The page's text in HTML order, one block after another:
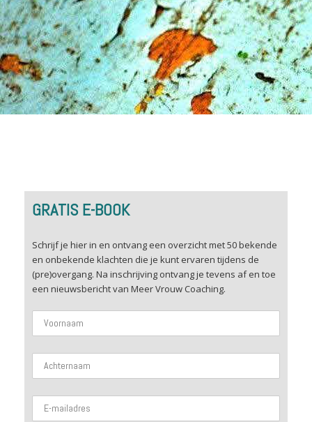
GRATIS E-BOOK
Schrijf je hier in en ontvang een overzicht met 50 bekende
en onbekende klachten die je kunt ervaren tijdens de
(pre)overgang. Na inschrijving ontvang je tevens af en toe
een nieuwsbericht van Meer Vrouw Coaching.